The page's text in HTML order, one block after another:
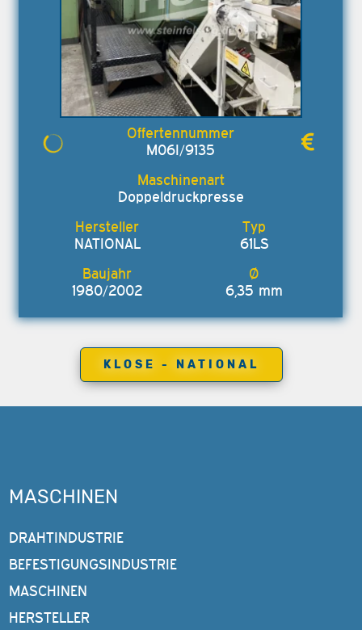
M06I/9135
Doppeldruckpresse
NATIONAL 61LS
1980/2002 6,35 mm
KLOSE - NATIONAL
MASCHINEN
DRAHTINDUSTRIE
BEFESTIGUNGSINDUSTRIE
MASCHINEN
HERSTELLER